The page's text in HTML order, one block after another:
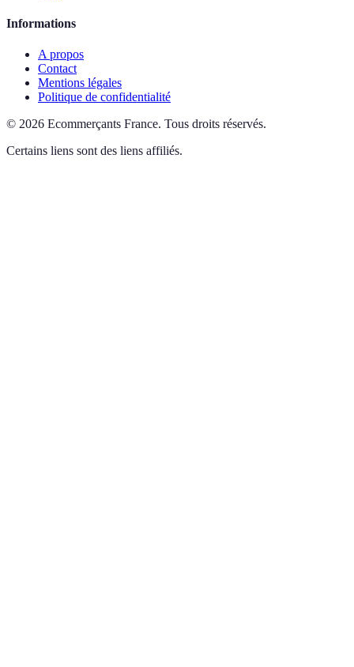
Informations
A propos
Contact
Mentions légales
Politique de confidentialité
© 2026 Ecommerçants France. Tous droits réservés.
Certains liens sont des liens affiliés.